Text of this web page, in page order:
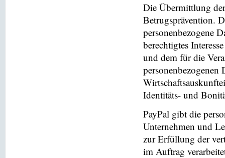
Die Übermittlung
Betrugsprävention.
personenbezogene
berechtigtes
und dem für die
personenbezogenen
Identitäts- und
PayPal gibt die
Unternehmen und
zur Erfüllung der
im Auftrag